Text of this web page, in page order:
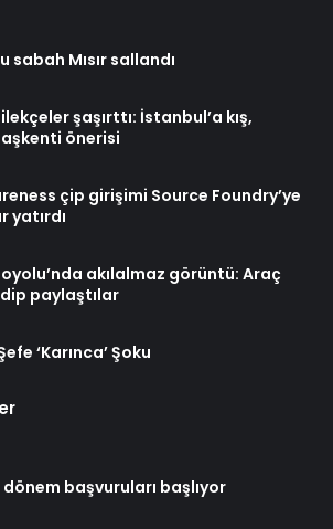
sabah Mısır sallandı
şaşırttı: İstanbul’a kış,
önerisi
çip girişimi Source Foundry’ye
yatırdı
akılalmaz görüntü: Araç
paylaştılar
‘Karınca’ Şoku
dönem başvuruları başlıyor